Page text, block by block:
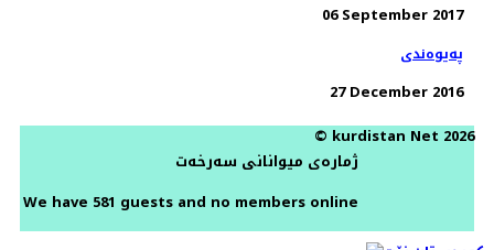
06 September 2017
پەیوەندی
27 December 2016
© kurdistan Net 2026
ژمارەی میوانانی سەرخەت
We have 581 guests and no members online